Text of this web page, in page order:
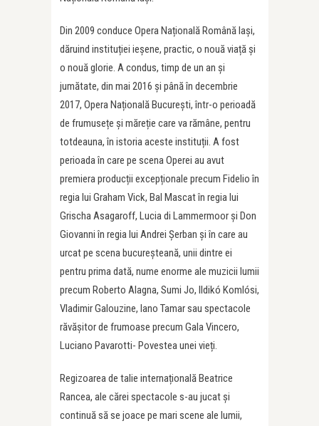
Din 2009 conduce Opera Națională Română Iași,
dăruind instituției ieșene, practic, o nouă viață și
o nouă glorie. A condus, timp de un an și
jumătate, din mai 2016 și până în decembrie
2017, Opera Națională București, într-o perioadă
de frumusețe și măreție care va rămâne, pentru
totdeauna, în istoria aceste instituții. A fost
perioada în care pe scena Operei au avut
premiera producții excepționale precum Fidelio în
regia lui Graham Vick, Bal Mascat în regia lui
Grischa Asagaroff, Lucia di Lammermoor și Don
Giovanni în regia lui Andrei Șerban și în care au
urcat pe scena bucureșteană, unii dintre ei
pentru prima dată, nume enorme ale muzicii lumii
precum Roberto Alagna, Sumi Jo, Ildikó Komlósi,
Vladimir Galouzine, Iano Tamar sau spectacole
răvășitor de frumoase precum Gala Vincero,
Luciano Pavarotti- Povestea unei vieți.
Regizoarea de talie internațională Beatrice
Rancea, ale cărei spectacole s-au jucat și
continuă să se joace pe mari scene ale lumii,